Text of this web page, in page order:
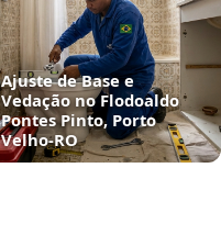
Ajuste de Base e
Vedação no Flodoaldo
Pontes Pinto, Porto
Velho‑RO